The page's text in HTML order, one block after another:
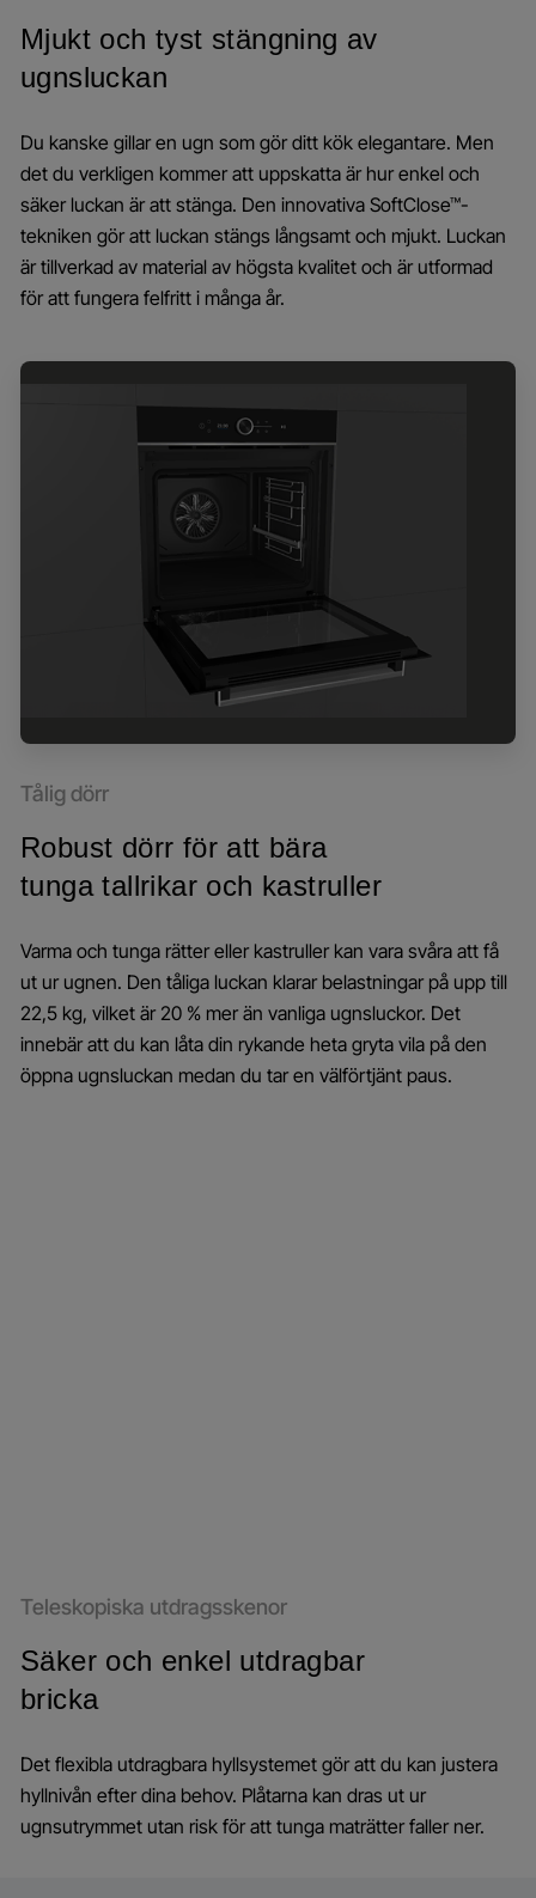
Mjukt och tyst stängning av
ugnsluckan
Du kanske gillar en ugn som gör ditt kök elegantare. Men
det du verkligen kommer att uppskatta är hur enkel och
säker luckan är att stänga. Den innovativa SoftClose™-
tekniken gör att luckan stängs långsamt och mjukt. Luckan
är tillverkad av material av högsta kvalitet och är utformad
för att fungera felfritt i många år.
Tålig dörr
Robust dörr för att bära
tunga tallrikar och kastruller
Varma och tunga rätter eller kastruller kan vara svåra att få
ut ur ugnen. Den tåliga luckan klarar belastningar på upp till
22,5 kg, vilket är 20 % mer än vanliga ugnsluckor. Det
innebär att du kan låta din rykande heta gryta vila på den
öppna ugnsluckan medan du tar en välförtjänt paus.
Teleskopiska utdragsskenor
Säker och enkel utdragbar
bricka
Det flexibla utdragbara hyllsystemet gör att du kan justera
hyllnivån efter dina behov. Plåtarna kan dras ut ur
ugnsutrymmet utan risk för att tunga maträtter faller ner.